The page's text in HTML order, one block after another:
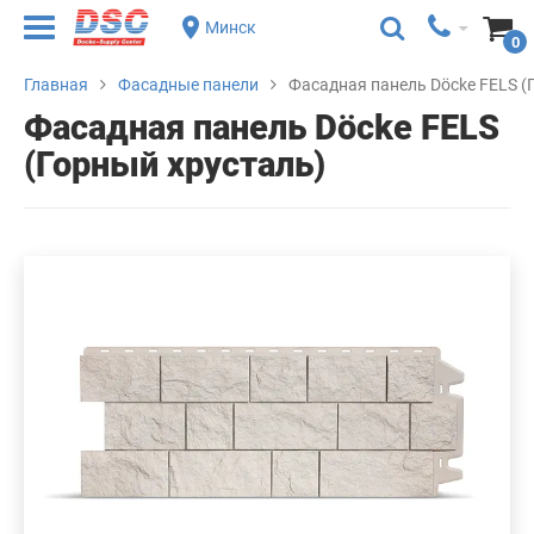
Минск
0
Главная Фасадные панели Фасадная панель Döcke FELS
Фасадная панель Döcke FELS
(Горный хрусталь)